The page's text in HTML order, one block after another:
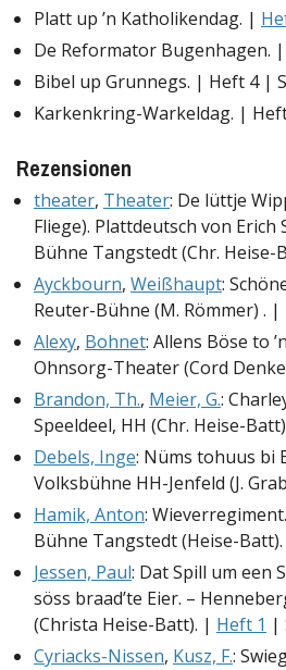
Platt up ’n Katholikendag. |
De Reformator Bugenhagen. |
Bibel up Grunnegs. | Heft 4 |
Karkenkring-Warkeldag. |
Rezensionen
theater, Theater: De lüttje
Fliege). Plattdeutsch von Erich
Bühne Tangstedt (Chr. Heise-
Ayckbourn, Weißhaupt:
Reuter-Bühne (M. Römmer) .
Alexy, Bohnet: Allens Böse to
Ohnsorg-Theater (Cord
Brandon, Th., Meier, G.:
Speeldeel, HH (Chr. Heise-
Debels, Inge: Nüms tohuus bi
Volksbühne HH-Jenfeld (J.
Hamik, Anton:
Bühne Tangstedt (Heise-
Jessen, Paul: Dat Spill um een
söss braad’te Eier. –
(Christa Heise-Batt). | Heft 1 |
Cyriacks-Nissen, Kusz, F.: